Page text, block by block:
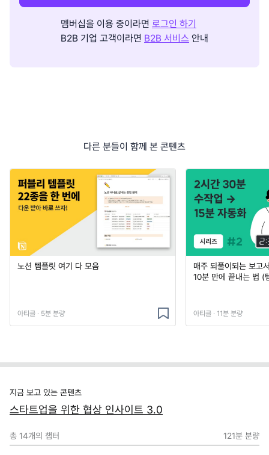
멤버십을 이용 중이라면 로그인 하기
B2B 기업 고객이라면 B2B 서비스 안내
다른 분들이 함께 본 콘텐츠
노션 템플릿 여기 다 모음
아티클 · 5분 분량
매주 되풀이되는 보고
10분 만에 끝내는 법 (
아티클 · 11분 분량
지금 보고 있는 콘텐츠
스타트업을 위한 협상 인사이트 3.0
총 14개의 챕터 121분 분량